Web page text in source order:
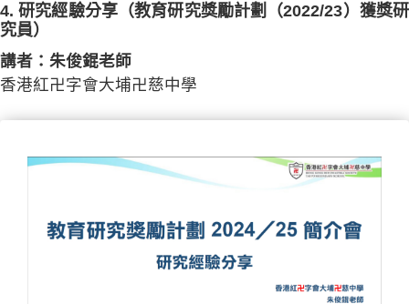
4. 研究經驗分享（教育研究獎勵計劃（2022/23）獲獎研
究員）
講者：朱俊錕老師
香港紅卍字會大埔卍慈中學